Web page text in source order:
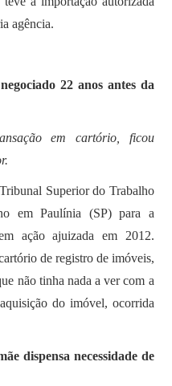
agência.
22 anos antes da
em cartório, ficou
Superior do Trabalho
em Paulínia (SP) para a
ação ajuizada em 2012.
de registro de imóveis,
não tinha nada a ver com a
do imóvel, ocorrida
dispensa necessidade de